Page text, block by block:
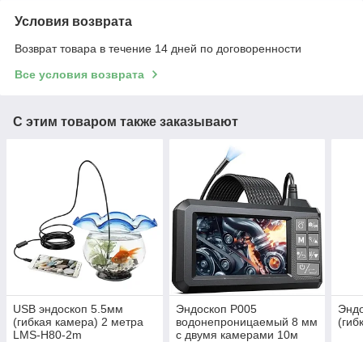
Условия возврата
Возврат товара в течение 14 дней по договоренности
Все условия возврата
С этим товаром также заказывают
USB эндоскоп 5.5мм
(гибкая камера) 2 метра
LMS-H80-2m
Эндоскоп P005
водонепроницаемый 8 мм
с двумя камерами 10м